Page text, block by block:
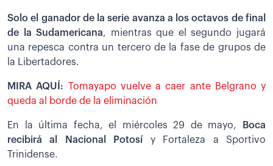
Solo el ganador de la serie avanza a los octavos de final
de la Sudamericana, mientras que el segundo jugará
una repesca contra un tercero de la fase de grupos de
la Libertadores.
MIRA AQUÍ: Tomayapo vuelve a caer ante Belgrano y
queda al borde de la eliminación
En la última fecha, el miércoles 29 de mayo,
Boca
recibirá al Nacional Potosí y Fortaleza a Sportivo
Trinidense.